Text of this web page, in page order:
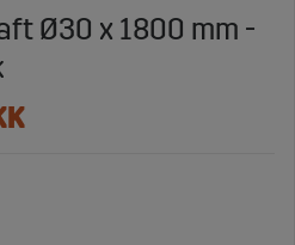
Ø30 x 1800 mm -